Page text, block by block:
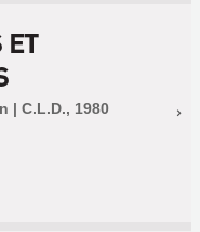
ET
| C.L.D., 1980